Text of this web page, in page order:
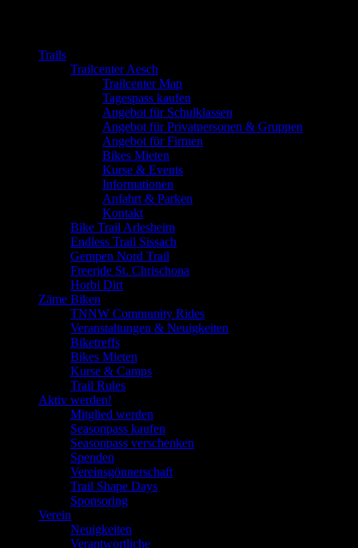
Trails
Trailcenter Aesch
Trailcenter Map
Tagespass kaufen
Angebot für Schulklassen
Angebot für Privatpersonen & Gruppen
Angebot für Firmen
Bikes Mieten
Kurse & Events
Informationen
Anfahrt & Parken
Kontakt
Bike Trail Arlesheim
Endless Trail Sissach
Gempen Nord Trail
Freeride St. Chrischona
Horbi Dirt
Zäme Biken
TNNW Community Rides
Veranstaltungen & Neuigkeiten
Biketreffs
Bikes Mieten
Kurse & Camps
Trail Rules
Aktiv werden!
Mitglied werden
Seasonpass kaufen
Seasonpass verschenken
Spenden
Vereinsgönnerschaft
Trail Shape Days
Sponsoring
Verein
Neuigkeiten
Verantwortliche